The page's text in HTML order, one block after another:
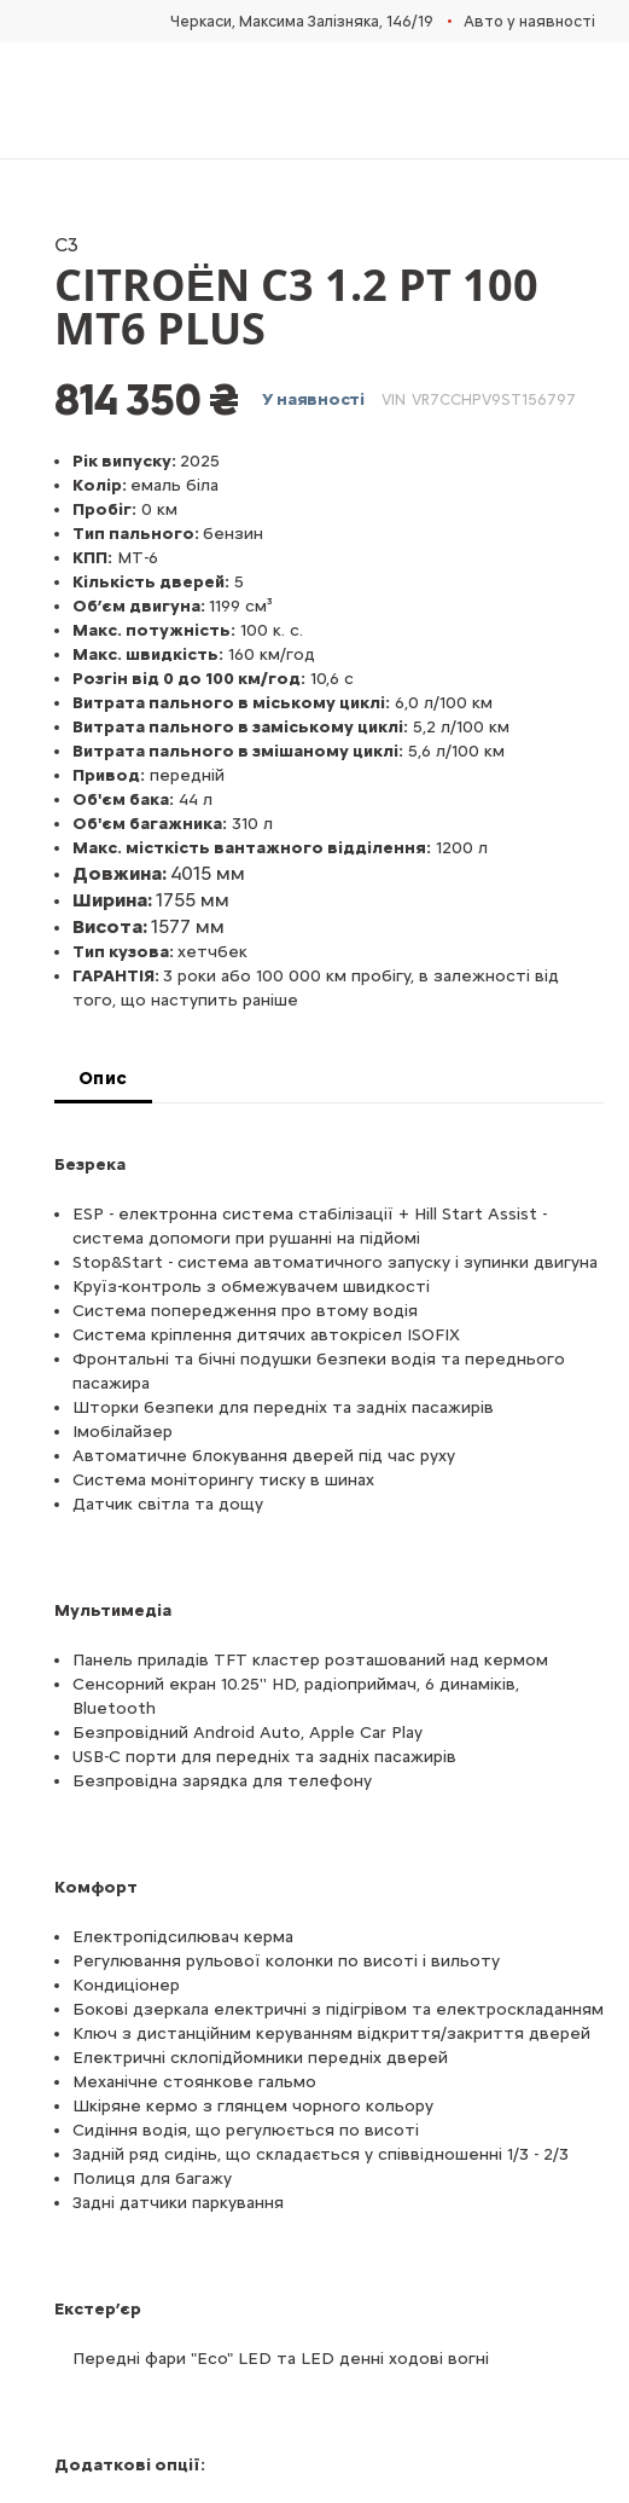
Черкаси, Максима Залізняка, 146/19 • Авто у наявності
С3
CITROЁN C3 1.2 PT 100
MT6 PLUS
814 350 ₴ У наявності VIN VR7CCHPV9ST156797
Рік випуску: 2025
Колір: емаль біла
Пробіг: 0 км
Тип пального: бензин
КПП: MT-6
Кількість дверей: 5
Об’єм двигуна: 1199 см³
Макс. потужність: 100 к. с.
Макс. швидкість: 160 км/год
Розгін від 0 до 100 км/год: 10,6 с
Витрата пального в міському циклі: 6,0 л/100 км
Витрата пального в замiському циклі: 5,2 л/100 км
Витрата пального в змiшаному циклі: 5,6 л/100 км
Привод: передній
Об'єм бака: 44 л
Об'єм багажника: 310 л
Макс. місткість вантажного відділення: 1200 л
Довжина: 4015 мм
Ширина:1755 мм
Висота:1577 мм
Тип кузова: хетчбек
ГАРАНТІЯ: 3 роки або 100 000 км пробігу, в залежності від
того, що наступить раніше
Опис
Безрека
ESP - електронна система стабілізації + Hill Start Assist -
система допомоги при рушанні на підйомі
Stop&Start - система автоматичного запуску і зупинки двигуна
Круїз-контроль з обмежувачем швидкості
Система попередження про втому водія
Система кріплення дитячих автокрісел ISOFIX
Фронтальні та бічні подушки безпеки водія та переднього
пасажира
Шторки безпеки для передніх та задніх пасажирів
Імобілайзер
Автоматичне блокування дверей під час руху
Система моніторингу тиску в шинах
Датчик світла та дощу
Мультимедіа
Панель приладів TFT кластер розташований над кермом
Сенсорний екран 10.25'' HD, радіоприймач, 6 динаміків,
Bluetooth
Безпровідний Android Auto, Apple Car Play
USB-C порти для передніх та задніх пасажирів
Безпровідна зарядка для телефону
Комфорт
Електропідсилювач керма
Регулювання рульової колонки по висоті і вильоту
Кондиціонер
Бокові дзеркала електричні з підігрівом та електроскладанням
Ключ з дистанційним керуванням відкриття/закриття дверей
Електричні склопідйомники передніх дверей
Механічне стоянкове гальмо
Шкіряне кермо з глянцем чорного кольору
Сидіння водія, що регулюється по висоті
Задній ряд сидінь, що складається у співвідношенні 1/3 - 2/3
Полиця для багажу
Задні датчики паркування
Екстер’єр
Передні фари "Eco" LED та LED денні ходові вогні
Додаткові опції: